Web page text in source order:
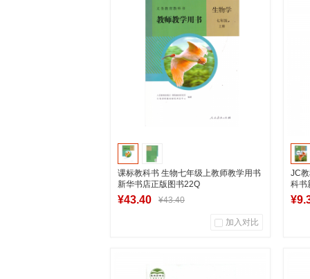
湖南新华图书专营店
加入购物车
课标教科书 生物七年级上教师教学用书
新华书店正版图书22Q
¥43.40 ¥43.40
加入对比
JC
科书